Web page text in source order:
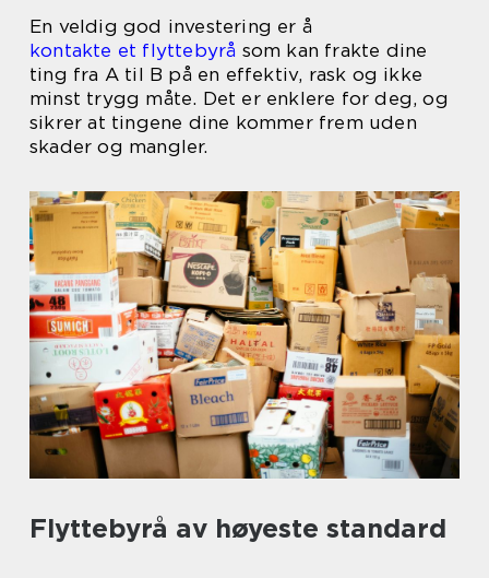
En veldig god investering er å
kontakte et flyttebyrå som kan frakte dine
ting fra A til B på en effektiv, rask og ikke
minst trygg måte. Det er enklere for deg, og
sikrer at tingene dine kommer frem uden
skader og mangler.
Flyttebyrå av høyeste standard